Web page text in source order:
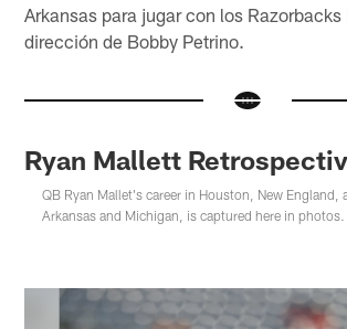
Arkansas para jugar con los Razorbacks
dirección de Bobby Petrino.
Ryan Mallett
QB Ryan Mallet's career in Houston, New England,
Arkansas and Michigan, is captured here in photos.